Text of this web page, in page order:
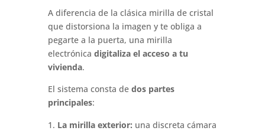
A diferencia de la clásica mirilla de cristal
que distorsiona la imagen y te obliga a
pegarte a la puerta, una mirilla
electrónica digitaliza el acceso a tu
vivienda.
El sistema consta de dos partes
principales:
La mirilla exterior: una discreta cámara